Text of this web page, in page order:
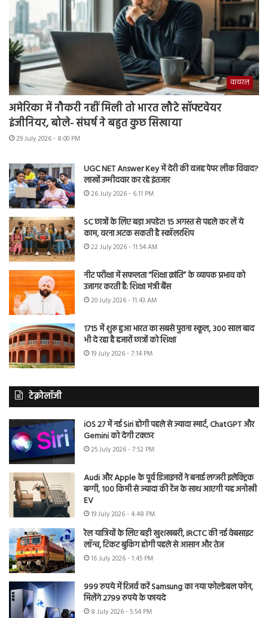
वायरल
अमेरिका में नौकरी नहीं मिली तो भारत लौटे सॉफ्टवेयर
इंजीनियर, बोले- संघर्ष ने बहुत कुछ सिखाया
29 July 2026 - 8:00 PM
UGC NET Answer Key में देरी की वजह पेपर लीक विवाद?
लाखों उम्मीदवार कर रहे इंतजार
26 July 2026 - 6:11 PM
SC छात्रों के लिए बड़ा अपडेट! 15 अगस्त से पहले कर लें ये
काम, वरना अटक सकती है स्कॉलरशिप
22 July 2026 - 11:54 AM
नीट परीक्षा में सफलता “शिक्षा क्रांति” के व्यापक प्रभाव को
उजागर करती है: शिक्षा मंत्री बैंस
20 July 2026 - 11:43 AM
1715 में शुरू हुआ भारत का सबसे पुराना स्कूल, 300 साल बाद
भी दे रहा है हजारों छात्रों को शिक्षा
19 July 2026 - 7:14 PM
टेक्नोलॉजी
iOS 27 में नई Siri होगी पहले से ज्यादा स्मार्ट, ChatGPT और
Gemini को देगी टक्कर
25 July 2026 - 7:52 PM
Audi और Apple के पूर्व डिजाइनरों ने बनाई लग्जरी इलेक्ट्रिक
बग्गी, 100 किमी से ज्यादा की रेंज के साथ आएगी यह अनोखी
EV
19 July 2026 - 4:48 PM
रेल यात्रियों के लिए बड़ी खुशखबरी, IRCTC की नई वेबसाइट
लॉन्च, टिकट बुकिंग होगी पहले से आसान और तेज
16 July 2026 - 1:45 PM
999 रुपये में रिजर्व करें Samsung का नया फोल्डेबल फोन,
मिलेंगे 2799 रुपये के फायदे
8 July 2026 - 5:54 PM